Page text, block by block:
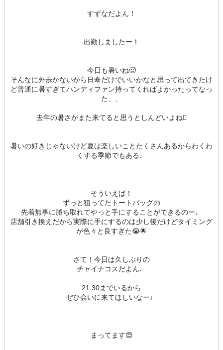
すずなだよん！
出勤しましたー！
今日も暑いね🥵
そんなに外歩かないから日傘だけでいいかなと思って出てきたけ
ど普通に暑すぎてハンディファン持ってくればよかったってなっ
た、、
去年の暑さがまた来てると思うとしんどいよね🫩
暑いの好きじゃないけど夏は楽しいことたくさんあるからわくわ
くする季節でもある♩
そういえば！
ずっと狙ってたトートバッグの
先着無事に勝ち取れてやっと手にすることができるのー♩
店舗引き換えだから実際に手にするのは少し後だけどタイミング
が色々と良すぎた😭🌟
さて！今日は久しぶりの
チャイナコスだよん♩
21:30までいるから
ぜひ会いに来てほしいなー♩
まってます😍